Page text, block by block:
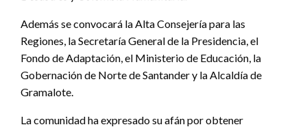
Además se convocará la Alta Consejería para las
Regiones, la Secretaría General de la Presidencia, el
Fondo de Adaptación, el Ministerio de Educación, la
Gobernación de Norte de Santander y la Alcaldía de
Gramalote.
La comunidad ha expresado su afán por obtener